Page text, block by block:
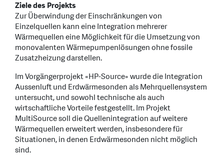
Ziele des Projekts
Zur Überwindung der Einschränkungen von
Einzelquellen kann eine Integration mehrerer
Wärmequellen eine Möglichkeit für die Umsetzung von
monovalenten Wärmepumpenlösungen ohne fossile
Zusatzheizung darstellen.
Im Vorgängerprojekt «HP-Source» wurde die Integration
Aussenluft und Erdwärmesonden als Mehrquellensystem
untersucht, und sowohl technische als auch
wirtschaftliche Vorteile festgestellt. Im Projekt
MultiSource soll die Quellenintegration auf weitere
Wärmequellen erweitert werden, insbesondere für
Situationen, in denen Erdwärmesonden nicht möglich
sind.